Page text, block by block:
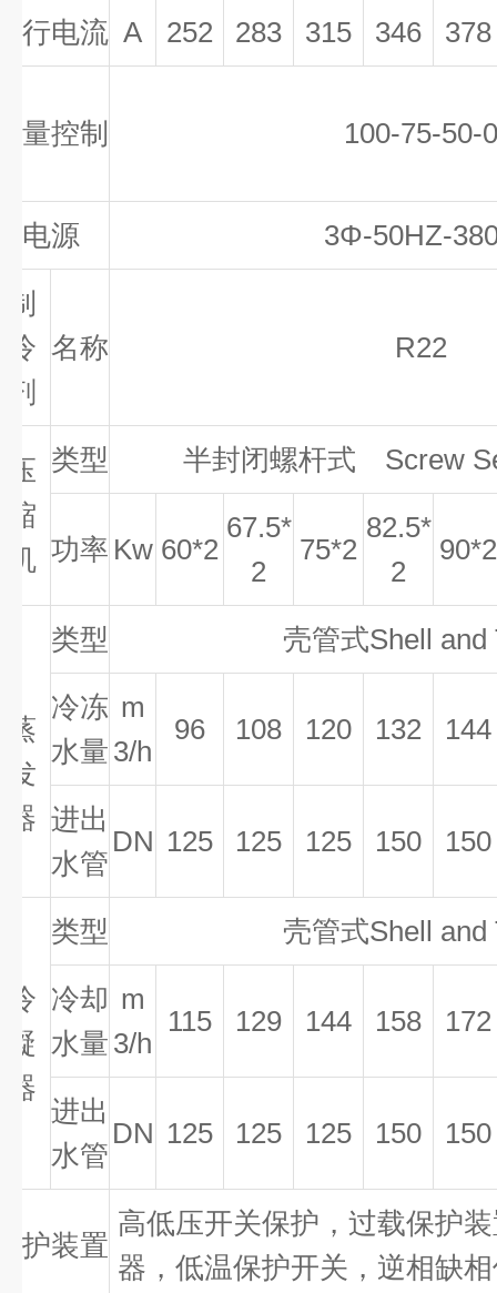
行电流 A 252 283 315 346 378
量控制 100-75-50-0
电源 3Φ-50HZ-
制
冷
剂
名称 R22
压
缩
机
类型 半封闭螺杆式 Screw
功率 Kw 60*2
67.5*
2
75*2
82.5*
2
90*2
蒸
发
器
类型 壳管式Shell and
冷冻
水量
m
3/h
96 108 120 132 144
进出
水管
DN 125 125 125 150 150
冷
凝
器
类型 壳管式Shell and
冷却
水量
m
3/h
115 129 144 158 172
进出
水管
DN 125 125 125 150 150
护装置
高低压开关保护，过载保护
器，低温保护开关，逆相缺